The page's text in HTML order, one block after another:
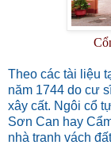
Theo các tài liệu
năm 1744 do cư
xây cất. Ngôi cổ
Sơn Can hay
nhà tranh vách